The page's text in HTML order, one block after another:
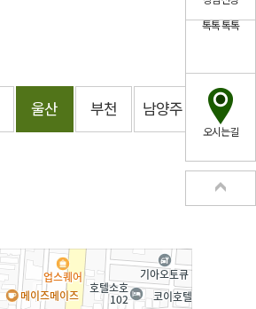
울산 부천 남양주
톡톡톡톡
오시는길